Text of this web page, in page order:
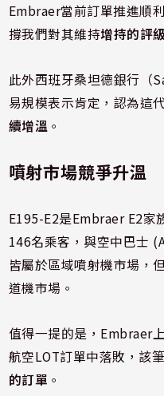
Embraer當前訂單推進順
撐我們對其維持增持的評級
此外西班牙桑坦德銀行（
易規模表示肯定，認為這
續增溫 。
噴射市場競爭升溫
E195-E2是Embraer E2家
146名乘客，與空中巴士
皆屬於區域噴射機市場，
道機市場。
值得一提的是，Embraer
航空LOT訂單中落敗，該
的訂單 。